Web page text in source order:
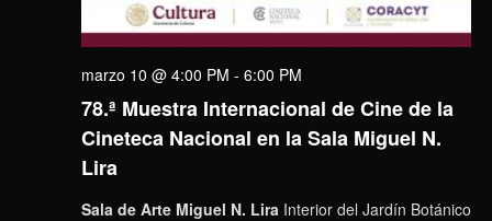
78.ª Muestra Internacional de Cine de la
Cineteca Nacional en la Sala Miguel N.
Lira
marzo 10 @ 4:00 PM - 6:00 PM
Sala de Arte Miguel N. Lira Interior del Jardín Botánico